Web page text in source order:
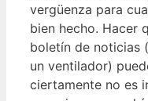
vergüenza para
bien hecho. Hacer
boletín de noticias
un ventilador)
ciertamente no es